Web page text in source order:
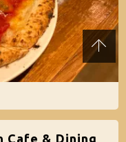
Cafe & Dining